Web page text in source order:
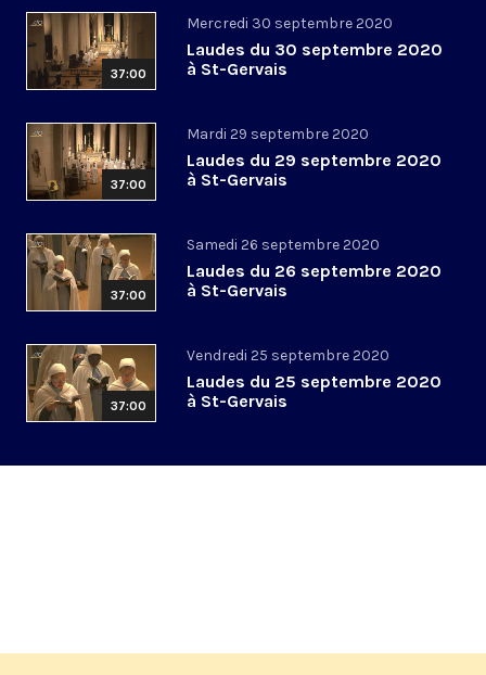
37:00
Mercredi 30 septembre 2020
Laudes du 30 septembre 2020
à St-Gervais
37:00
Mardi 29 septembre 2020
Laudes du 29 septembre 2020
à St-Gervais
37:00
Samedi 26 septembre 2020
Laudes du 26 septembre 2020
à St-Gervais
37:00
Vendredi 25 septembre 2020
Laudes du 25 septembre 2020
à St-Gervais